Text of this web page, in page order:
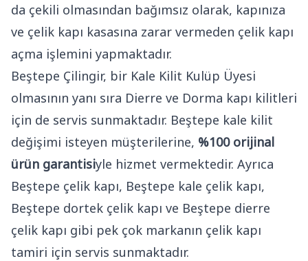
da çekili olmasından bağımsız olarak, kapınıza
ve çelik kapı kasasına zarar vermeden çelik kapı
açma işlemini yapmaktadır.
Beştepe Çilingir, bir Kale Kilit Kulüp Üyesi
olmasının yanı sıra Dierre ve Dorma kapı kilitleri
için de servis sunmaktadır. Beştepe kale kilit
değişimi isteyen müşterilerine, %100 orijinal
ürün garantisiyle hizmet vermektedir. Ayrıca
Beştepe çelik kapı, Beştepe kale çelik kapı,
Beştepe dortek çelik kapı ve Beştepe dierre
çelik kapı gibi pek çok markanın çelik kapı
tamiri için servis sunmaktadır.